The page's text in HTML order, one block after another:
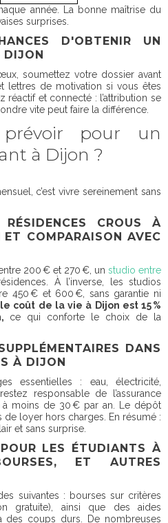
année. La bonne maîtrise du
surprises.
D'OBTENIR UN
DIJON
soumettez votre dossier avant
lettres de motivation si vous êtes
réactif et connecté : l’attribution se
vite peut faire la différence.
pour un
à Dijon ?
c’est vivre sereinement sans
CROUS À
COMPARAISON AVEC
200 € et 270 €, un studio entre
À l’inverse, les studios
450 € et 600 €, sans garantie ni
le coût de la vie à Dijon est 15 %
ce qui conforte le choix de la
DANS
À DIJON
essentielles : eau, électricité,
responsable de l’assurance
à moins de 30 € par an. Le dépôt
de loyer hors charges. En résumé :
et sans surprise.
LES ÉTUDIANTS À
ET AUTRES
suivantes : bourses sur critères
gratuite), ainsi que des aides
des coups durs. De nombreuses